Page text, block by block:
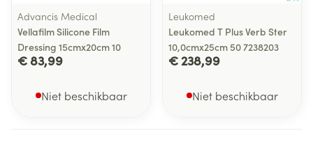
Advancis Medical
Vellafilm Silicone Film
Dressing 15cmx20cm 10
€ 83,99
Niet beschikbaar
Leukomed
Leukomed T Plus Verb Ster
10,0cmx25cm 50 7238203
€ 238,99
Niet beschikbaar